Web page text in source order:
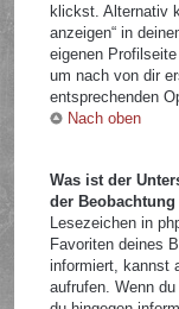
klickst. Alternativ
anzeigen“ in
eigenen
um nach von dir
entsprechenden
Nach oben
Was ist der
der
Lesezeichen in
Favoriten deines
informiert, kannst
aufrufen. Wenn